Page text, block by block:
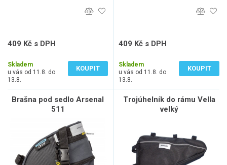
409 Kč s DPH
Skladem
u vás od 11.8. do
13.8.
KOUPIT
409 Kč s DPH
Skladem
u vás od 11.8. do
13.8.
KOUPIT
Brašna pod sedlo Arsenal
511
Trojúhelník do rámu Vella
velký